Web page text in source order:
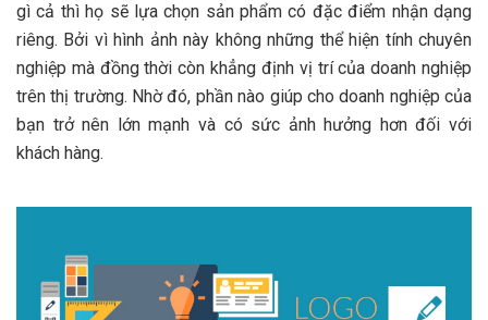
gì cả thì họ sẽ lựa chọn sản phẩm có đặc điểm nhận dạng
riêng. Bởi vì hình ảnh này không những thể hiện tính chuyên
nghiệp mà đồng thời còn khẳng định vị trí của doanh nghiệp
trên thị trường. Nhờ đó, phần nào giúp cho doanh nghiệp của
bạn trở nên lớn mạnh và có sức ảnh hưởng hơn đối với
khách hàng.